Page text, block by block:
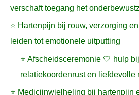
verschaft toegang het
⭐ Hartenpijn bij rouw, verzorging
leiden tot emotionele uitputting
⭐ Afscheidsceremonie 🤍 hulp
relatiekoordenrust en liefdevolle
⭐ Medicijnwielheling bij hartenpijn